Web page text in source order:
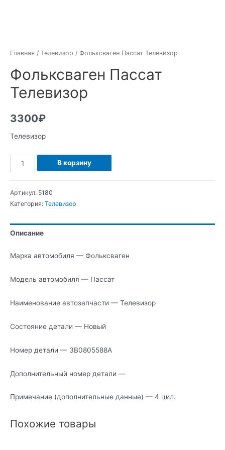
Главная / Телевизор / Фольксваген Пассат Телевизор
Фольксваген Пассат
Телевизор
3300₽
Телевизор
Количество
Фольксваген
Телевизор
В корзину
Артикул: 5180
Категория: Телевизор
Описание
Марка автомобиля — Фольксваген
Модель автомобиля — Пассат
Наименование автозапчасти — Телевизор
Состояние детали — Новый
Номер детали — 3B0805588A
Дополнительный номер детали —
Примечание (дополнительные данные) — 4 цил.
Похожие товары